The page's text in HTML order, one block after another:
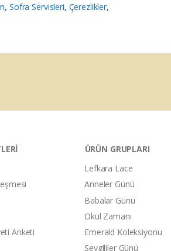
,Sofra Servisleri, Çerezlikler,
Anketi
ÜRÜN GRUPLARI
Lefkara Lace
Anneler Günü
Babalar Günü
Okul Zamanı
Emerald Koleksiyonu
Sevgililer Günü